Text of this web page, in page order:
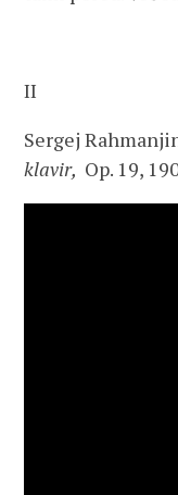
II
Sergej
klavir, Op. 19,